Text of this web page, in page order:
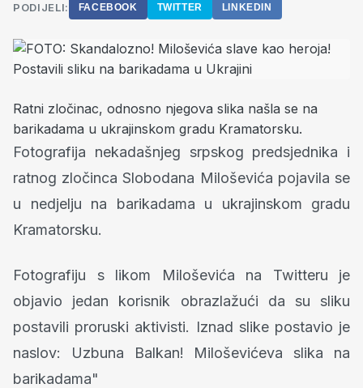
PODIJELI: FACEBOOK TWITTER LINKEDIN
Ratni zločinac, odnosno njegova slika našla se na
barikadama u ukrajinskom gradu Kramatorsku.
Fotografija nekadašnjeg srpskog predsjednika i
ratnog zločinca Slobodana Miloševića pojavila se
u nedjelju na barikadama u ukrajinskom gradu
Kramatorsku.
Fotografiju s likom Miloševića na Twitteru je
objavio jedan korisnik obrazlažući da su sliku
postavili proruski aktivisti. Iznad slike postavio je
naslov: Uzbuna Balkan! Miloševićeva slika na
barikadama"